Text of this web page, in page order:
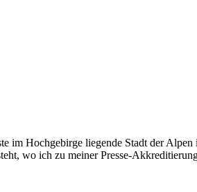
im Hochgebirge liegende Stadt der
wo ich zu meiner Presse-